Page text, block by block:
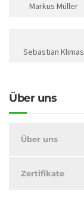
Markus Müller
Sebastian Klimas
Über uns
Über uns
Zertifikate